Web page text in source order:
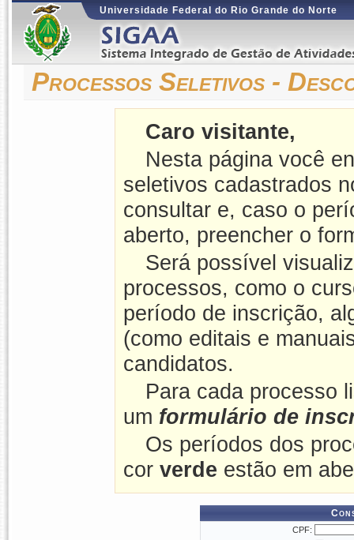
Universidade Federal do Rio Grande do Norte
Processos Seletivos -
Caro visitante,
Nesta página você
seletivos cadastrados
consultar e, caso o
aberto, preencher o
Será possível
processos, como o
período de inscrição,
(como editais e
candidatos.
Para cada processo
um formulário de
Os períodos dos
cor verde estão em
CPF: